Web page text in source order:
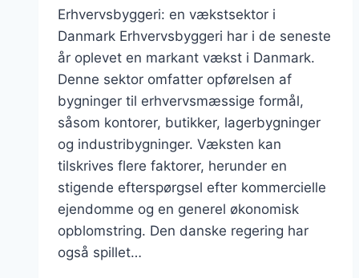
Erhvervsbyggeri: en vækstsektor i
Danmark Erhvervsbyggeri har i de seneste
år oplevet en markant vækst i Danmark.
Denne sektor omfatter opførelsen af
bygninger til erhvervsmæssige formål,
såsom kontorer, butikker, lagerbygninger
og industribygninger. Væksten kan
tilskrives flere faktorer, herunder en
stigende efterspørgsel efter kommercielle
ejendomme og en generel økonomisk
opblomstring. Den danske regering har
også spillet…